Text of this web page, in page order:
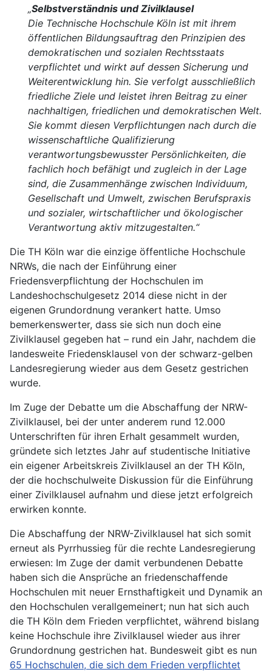
„Selbstverständnis und Zivilklausel
Die Technische Hochschule Köln ist mit ihrem
öffentlichen Bildungsauftrag den Prinzipien des
demokratischen und sozialen Rechtsstaats
verpflichtet und wirkt auf dessen Sicherung und
Weiterentwicklung hin. Sie verfolgt ausschließlich
friedliche Ziele und leistet ihren Beitrag zu einer
nachhaltigen, friedlichen und demokratischen Welt.
Sie kommt diesen Verpflichtungen nach durch die
wissenschaftliche Qualifizierung
verantwortungsbewusster Persönlichkeiten, die
fachlich hoch befähigt und zugleich in der Lage
sind, die Zusammenhänge zwischen Individuum,
Gesellschaft und Umwelt, zwischen Berufspraxis
und sozialer, wirtschaftlicher und ökologischer
Verantwortung aktiv mitzugestalten.“
Die TH Köln war die einzige öffentliche Hochschule
NRWs, die nach der Einführung einer
Friedensverpflichtung der Hochschulen im
Landeshochschulgesetz 2014 diese nicht in der
eigenen Grundordnung verankert hatte. Umso
bemerkenswerter, dass sie sich nun doch eine
Zivilklausel gegeben hat – rund ein Jahr, nachdem die
landesweite Friedensklausel von der schwarz-gelben
Landesregierung wieder aus dem Gesetz gestrichen
wurde.
Im Zuge der Debatte um die Abschaffung der NRW-
Zivilklausel, bei der unter anderem rund 12.000
Unterschriften für ihren Erhalt gesammelt wurden,
gründete sich letztes Jahr auf studentische Initiative
ein eigener Arbeitskreis Zivilklausel an der TH Köln,
der die hochschulweite Diskussion für die Einführung
einer Zivilklausel aufnahm und diese jetzt erfolgreich
erwirken konnte.
Die Abschaffung der NRW-Zivilklausel hat sich somit
erneut als Pyrrhussieg für die rechte Landesregierung
erwiesen: Im Zuge der damit verbundenen Debatte
haben sich die Ansprüche an friedenschaffende
Hochschulen mit neuer Ernsthaftigkeit und Dynamik an
den Hochschulen verallgemeinert; nun hat sich auch
die TH Köln dem Frieden verpflichtet, während bislang
keine Hochschule ihre Zivilklausel wieder aus ihrer
Grundordnung gestrichen hat. Bundesweit gibt es nun
65 Hochschulen, die sich dem Frieden verpflichtet